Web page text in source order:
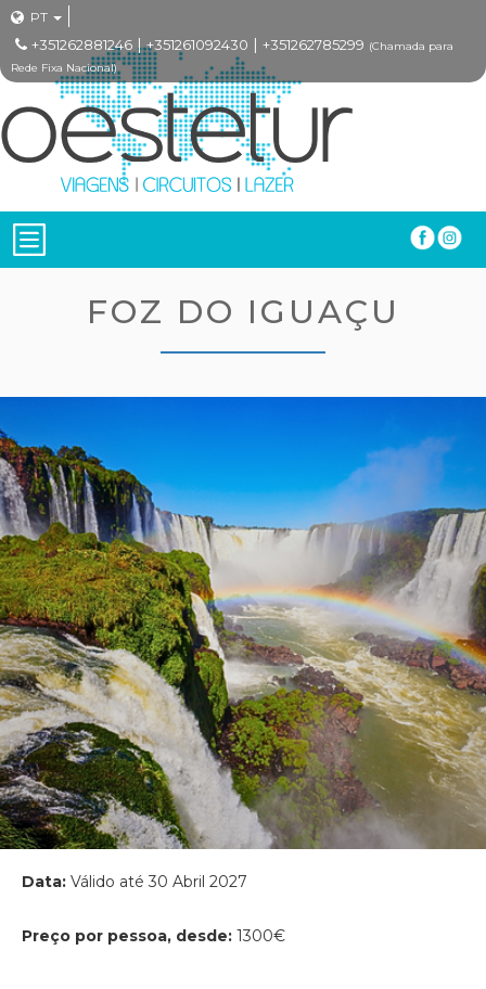
PT
+351262881246 |+351261092430 | +351262785299 (Chamada para
Rede Fixa Nacional)
FOZ DO IGUAÇU
Data: Válido até 30 Abril 2027
Preço por pessoa, desde: 1300€